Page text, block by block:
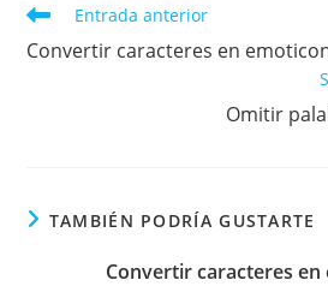
Leer
artículos
Entrada anterior
Convertir caracteres en
Omitir
TAMBIÉN PODRÍA GUSTARTE
Convertir caracteres